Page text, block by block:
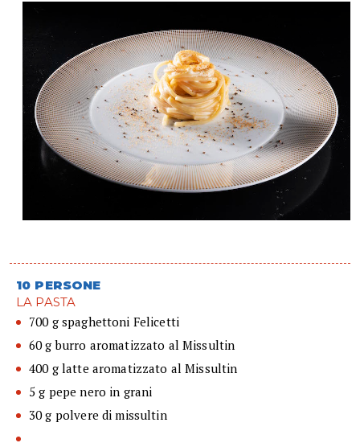
10 PERSONE
LA PASTA
700 g spaghettoni Felicetti
60 g burro aromatizzato al Missultin
400 g latte aromatizzato al Missultin
5 g pepe nero in grani
30 g polvere di missultin